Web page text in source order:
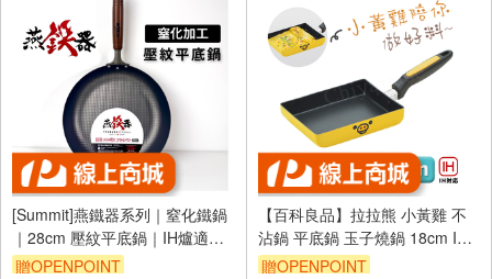
[Summit]燕鐵器系列｜窒化鐵鍋
｜28cm 壓紋平底鍋｜IH爐適用
｜
贈OPENPOINT
【百科良品】拉拉熊 小黃雞 不
沾鍋 平底鍋 玉子燒鍋 18cm IH
全對應設計(日本境內版)
贈OPENPOINT